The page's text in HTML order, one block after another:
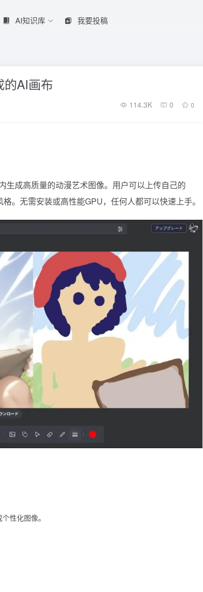
AI知识库 我要投稿
AI画布
114.3K 0 0
生成高质量的动漫艺术图像。用户可以上传自己的
。无需安装或高性能GPU，任何人都可以快速上手。
性化图像。